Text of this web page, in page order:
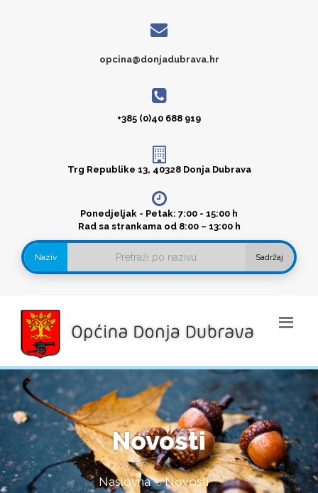
opcina@donjadubrava.hr
+385 (0)40 688 919
Trg Republike 13, 40328 Donja Dubrava
Ponedjeljak - Petak: 7:00 - 15:00 h
Rad sa strankama od 8:00 – 13:00 h
Naziv Sadržaj
Novosti
Naslovna Novosti